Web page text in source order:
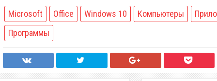
Microsoft Office Windows 10 Компьютеры
Программы